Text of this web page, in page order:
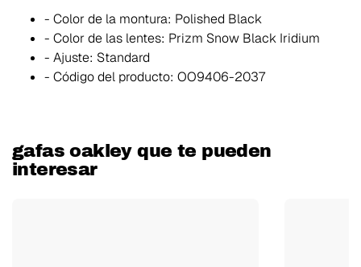
- Color de la montura: Polished Black
- Color de las lentes: Prizm Snow Black Iridium
- Ajuste: Standard
- Código del producto: OO9406-2037
gafas oakley que te pueden
interesar